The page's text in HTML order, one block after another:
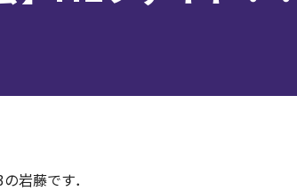
岩藤です．